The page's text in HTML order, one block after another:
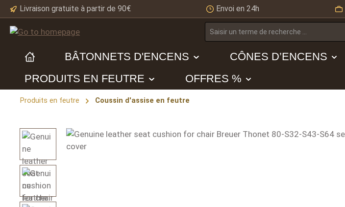
to main content
Skip to search
Skip to main navigation
Livraison gratuite à partir de 90€ Envoi en 24h
BÂTONNETS D'ENCENS CÔNES D’ENCENS
PRODUITS EN FEUTRE
OFFRES %
Produits en feutre Coussin d'assise en feutre
Skip image gallery